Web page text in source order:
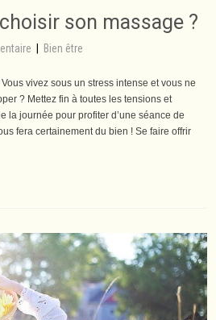
son massage ?
Bien être
vivez sous un stress intense et vous ne
? Mettez fin à toutes les tensions et
la journée pour profiter d’une séance de
fera certainement du bien ! Se faire offrir